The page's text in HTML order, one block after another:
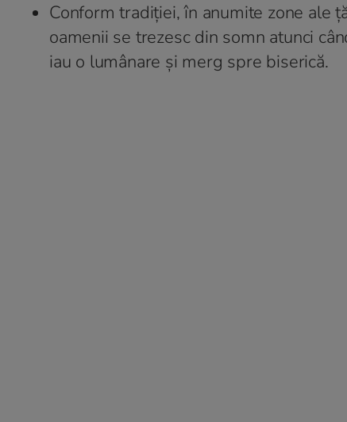
Conform tradiției, în anumite zone ale
oamenii se trezesc din somn atunci
iau o lumânare și merg spre biserică.